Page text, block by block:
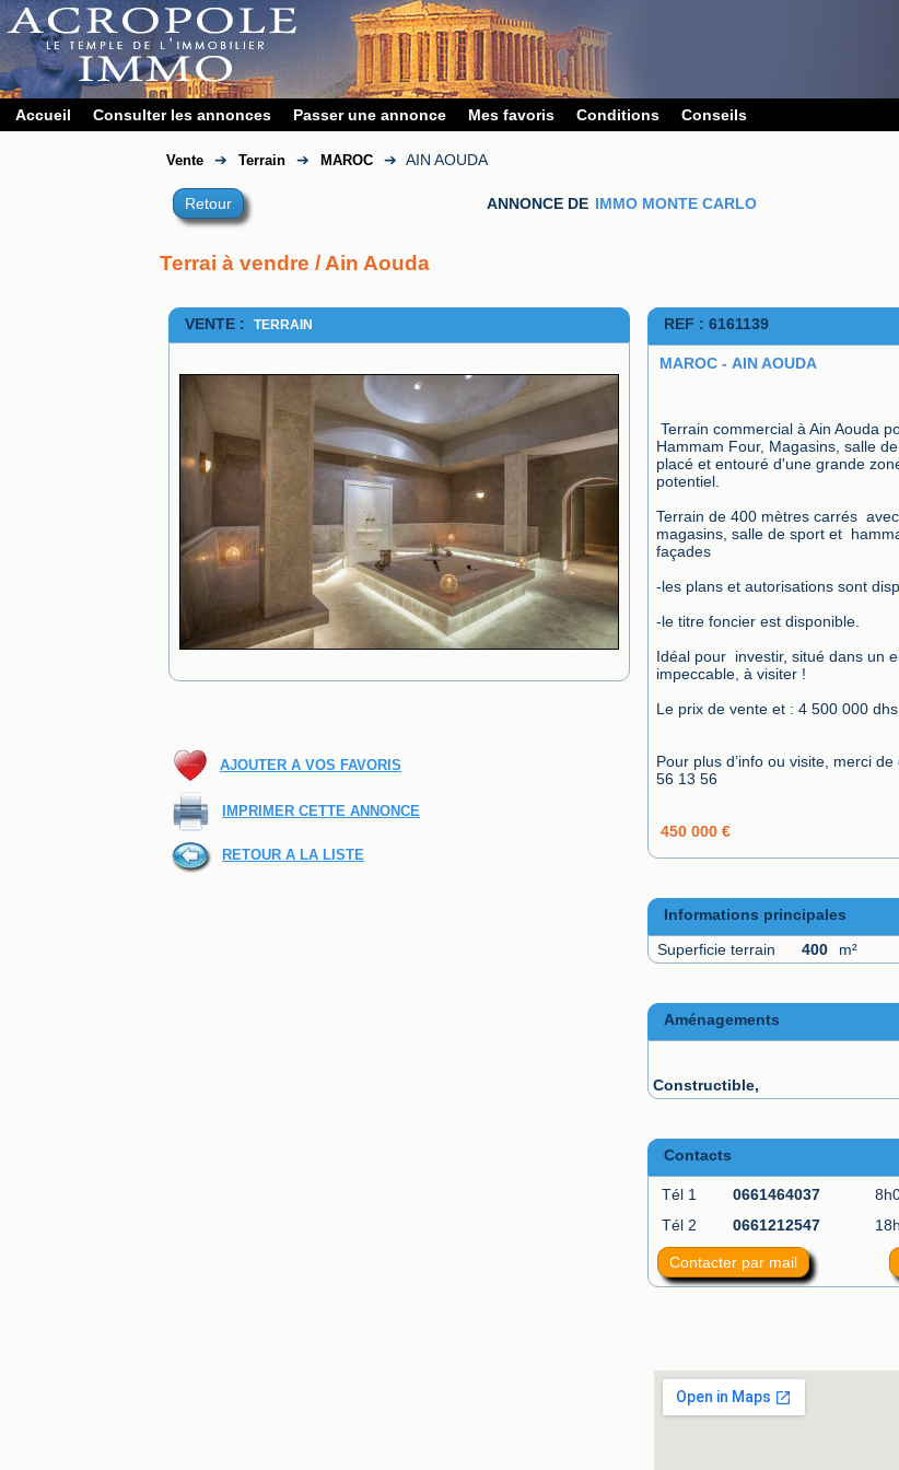
Accueil Consulter les annonces Passer une annonce Mes favoris Conditions Conseils
Vente ➔ Terrain ➔ MAROC ➔ AIN AOUDA
Retour ANNONCE DE IMMO MONTE CARLO
Terrai à vendre / Ain Aouda
VENTE : TERRAIN
AJOUTER A VOS FAVORIS
IMPRIMER CETTE ANNONCE
RETOUR A LA LISTE
REF : 6161139
MAROC - AIN AOUDA
Terrain commercial à Ain Aouda
Hammam Four, Magasins, salle
placé et entouré d'une grande
potentiel.
Terrain de 400 mètres carrés
magasins, salle de sport et
façades
-les plans et autorisations sont
-le titre foncier est disponible.
Idéal pour  investir, situé dans un
impeccable, à visiter !
Le prix de vente et : 4 500 000 dhs
Pour plus d’info ou visite, merci
56 13 56
450 000 €
Informations principales
Superficie terrain
400 m²
Aménagements
Constructible,
Contacts
Tél 1 0661464037
Tél 2
0661212547
Contacter par mail